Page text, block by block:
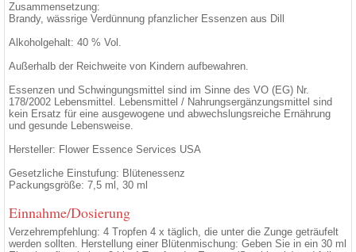
Zusammensetzung:
Brandy, wässrige Verdünnung pfanzlicher Essenzen aus Dill
Alkoholgehalt: 40 % Vol.
Außerhalb der Reichweite von Kindern aufbewahren.
Essenzen und Schwingungsmittel sind im Sinne des VO (EG) Nr.
178/2002 Lebensmittel. Lebensmittel / Nahrungsergänzungsmittel sind
kein Ersatz für eine ausgewogene und abwechslungsreiche Ernährung
und gesunde Lebensweise.
Hersteller: Flower Essence Services USA
Gesetzliche Einstufung: Blütenessenz
Packungsgröße: 7,5 ml, 30 ml
Einnahme/Dosierung
Verzehrempfehlung: 4 Tropfen 4 x täglich, die unter die Zunge geträufelt
werden sollten. Herstellung einer Blütenmischung: Geben Sie in ein 30 ml